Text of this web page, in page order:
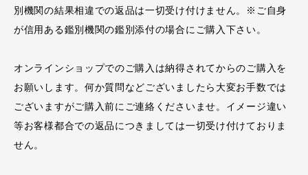
別機関の結果相違での返品は一切受け付けません。※ご自身
が信用ある鑑別機関の鑑別添付の場合にご購入下さい。
オンラインショップでのご購入は納得されてからのご購入を
お願いします。何か質問などございましたら大変お手数では
ございますがご購入前にご連絡くださいませ。イメージ違い
等お客様都合での返品につきましては一切受け付けておりま
せん。